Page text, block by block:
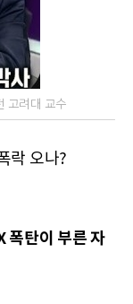
고려대 교수
락 오나?
폭탄이 부른 자